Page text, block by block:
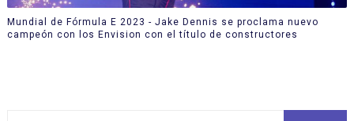
Mundial de Fórmula E 2023 - Jake Dennis se proclama nuevo
campeón con los Envision con el título de constructores